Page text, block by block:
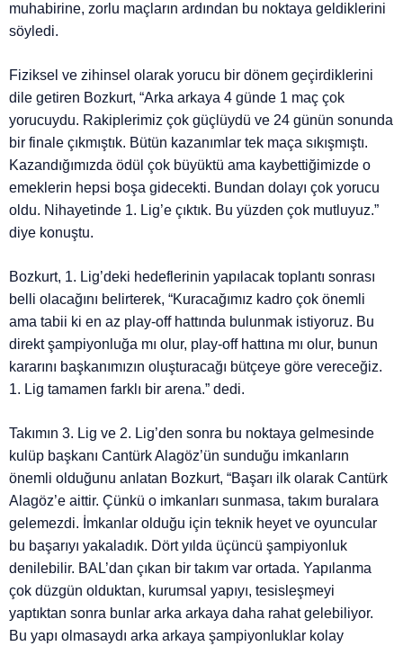
muhabirine, zorlu maçların ardından bu noktaya geldiklerini
söyledi.
Fiziksel ve zihinsel olarak yorucu bir dönem geçirdiklerini
dile getiren Bozkurt, “Arka arkaya 4 günde 1 maç çok
yorucuydu. Rakiplerimiz çok güçlüydü ve 24 günün sonunda
bir finale çıkmıştık. Bütün kazanımlar tek maça sıkışmıştı.
Kazandığımızda ödül çok büyüktü ama kaybettiğimizde o
emeklerin hepsi boşa gidecekti. Bundan dolayı çok yorucu
oldu. Nihayetinde 1. Lig’e çıktık. Bu yüzden çok mutluyuz.”
diye konuştu.
Bozkurt, 1. Lig’deki hedeflerinin yapılacak toplantı sonrası
belli olacağını belirterek, “Kuracağımız kadro çok önemli
ama tabii ki en az play-off hattında bulunmak istiyoruz. Bu
direkt şampiyonluğa mı olur, play-off hattına mı olur, bunun
kararını başkanımızın oluşturacağı bütçeye göre vereceğiz.
1. Lig tamamen farklı bir arena.” dedi.
Takımın 3. Lig ve 2. Lig’den sonra bu noktaya gelmesinde
kulüp başkanı Cantürk Alagöz’ün sunduğu imkanların
önemli olduğunu anlatan Bozkurt, “Başarı ilk olarak Cantürk
Alagöz’e aittir. Çünkü o imkanları sunmasa, takım buralara
gelemezdi. İmkanlar olduğu için teknik heyet ve oyuncular
bu başarıyı yakaladık. Dört yılda üçüncü şampiyonluk
denilebilir. BAL’dan çıkan bir takım var ortada. Yapılanma
çok düzgün olduktan, kurumsal yapıyı, tesisleşmeyi
yaptıktan sonra bunlar arka arkaya daha rahat gelebiliyor.
Bu yapı olmasaydı arka arkaya şampiyonluklar kolay